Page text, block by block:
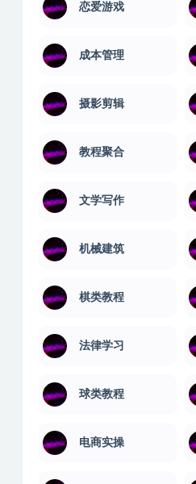
恋爱游戏
成本管理
摄影剪辑
教程聚合
文学写作
机械建筑
棋类教程
法律学习
球类教程
电商实操